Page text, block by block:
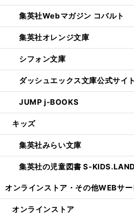
集英社Webマガジン コバルト
集英社オレンジ文庫
シフォン文庫
ダッシュエックス文庫公式サイト
JUMP j-BOOKS
キッズ
集英社みらい文庫
集英社の児童図書 S-
オンラインストア・ その他WEBサー
オンラインストア